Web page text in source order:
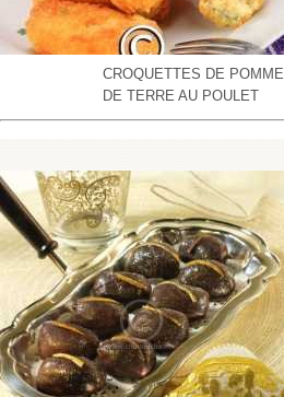
CROQUETTES DE POMME
DE TERRE AU POULET